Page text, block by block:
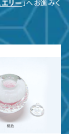
リー」へお進みく